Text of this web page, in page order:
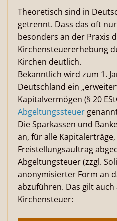
Theoretisch sind in
getrennt. Dass das oft
besonders an der Praxis
Kirchensteuererhebung
Kirchen deutlich.
Bekanntlich wird zum 1.
Deutschland ein
Kapitalvermögen (§ 20
Abgeltungssteuer
Die Sparkassen und
an, für alle
Freistellungsauftrag
Abgeltungsteuer (zzgl.
anonymisierter Form an
abzuführen. Das gilt
Kirchensteuer: